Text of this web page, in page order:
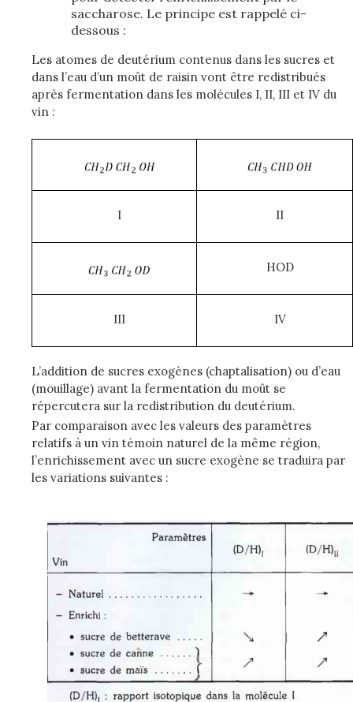
saccharose. Le principe est rappelé ci-
dessous :
Les atomes de deutérium contenus dans les sucres et
dans l’eau d’un moût de raisin vont être redistribués
après fermentation dans les molécules I, II, III et IV du
vin :
I II
HOD
III IV
L’addition de sucres exogènes (chaptalisation) ou d’eau
(mouillage) avant la fermentation du moût se
répercutera sur la redistribution du deutérium.
Par comparaison avec les valeurs des paramètres
relatifs à un vin témoin naturel de la même région,
l’enrichissement avec un sucre exogène se traduira par
les variations suivantes :